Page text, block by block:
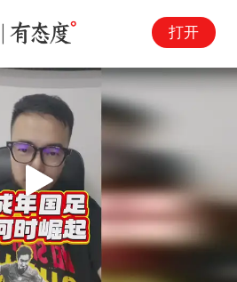
打开
02:20
Play